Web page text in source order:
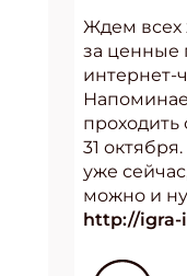
Ждем всех
за ценные
интернет-
проходить
31
уже
можно и
http://igra-